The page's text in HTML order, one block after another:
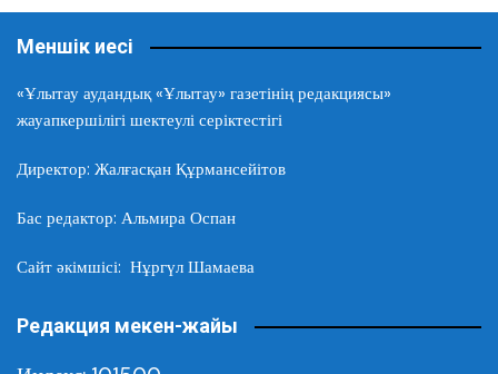
Меншік иесі
«Ұлытау аудандық «Ұлытау» газетінің редакциясы»
жауапкершілігі шектеулі серіктестігі
Директор: Жалғасқан Құрмансейітов
Бас редактор: Альмира Оспан
Сайт әкімшісі: Нұргүл Шамаева
Редакция мекен-жайы